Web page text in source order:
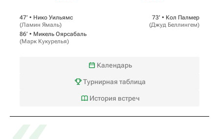
47‎’‎ • Нико Уильямс
(Ламин Ямаль)
86‎’‎ • Микель Оярсабаль
(Марк Кукурелья)
73‎’‎ • Кол Палмер
(Джуд Беллингем)
Календарь
Турнирная таблица
История встреч